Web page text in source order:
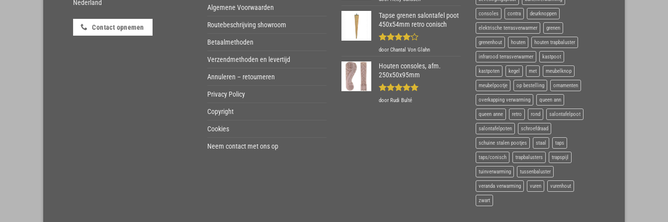
Nederland
Contact opnemen
Algemene Voorwaarden
Routebeschrijving showroom
Betaalmethoden
Verzendmethoden en levertijd
Annuleren – retourneren
Privacy Policy
Copyright
Cookies
Neem contact met ons op
Tapse grenen salontafel poot
450x54mm retro conisch
Gewaardeerd
door Chantal Von Glahn
Houten consoles, afm.
250x50x95mm
Gewaardeerd
door Rudi Bulté
consoles contra deurknoppen
elektrische terrasverwarmer grenen
grenenhout houten houten trapbaluster
infrarood terrasverwarmer kastpoot
kastpoten kegel met meubelknop
meubelpootje op bestelling ornamenten
overkapping verwarming queen ann
queen anne retro rond salontafelpoot
salontafelpoten schroefdraad
schuine stalen pootjes staal taps
taps/conisch trapbalusters trapspijl
tuinverwarming tussenbaluster
veranda verwarming vuren vurenhout
zwart